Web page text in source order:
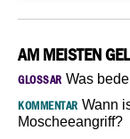
AM MEISTEN
GLOSSAR Was
KOMMENTAR Wann
Moscheeangriff?